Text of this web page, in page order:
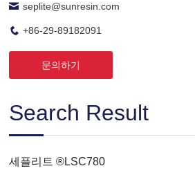
seplite@sunresin.com
+86-29-89182091
문의하기
Search Result
세플리트 ®LSC780